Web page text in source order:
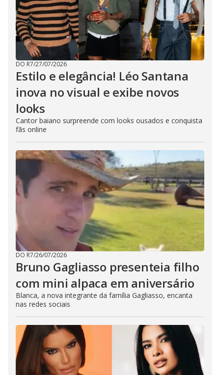
DO R7/27/07/2026
Estilo e elegância! Léo Santana
inova no visual e exibe novos
looks
Cantor baiano surpreende com looks ousados e conquista
fãs online
DO R7/26/07/2026
Bruno Gagliasso presenteia filho
com mini alpaca em aniversário
Blanca, a nova integrante da família Gagliasso, encanta
nas redes sociais